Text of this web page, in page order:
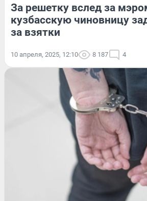
За решетку вслед за
кузбасскую чиновницу
за взятки
10 апреля, 2025, 12:10 8 187 4